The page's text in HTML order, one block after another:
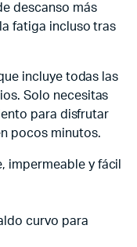
descanso más
fatiga incluso tras
incluye todas las
Solo necesitas
para disfrutar
pocos minutos.
impermeable y fácil
curvo para